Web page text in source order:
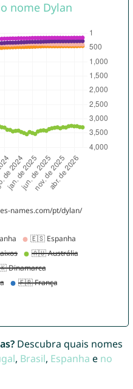
Descubra quais nomes
, Brasil, Espanha e no